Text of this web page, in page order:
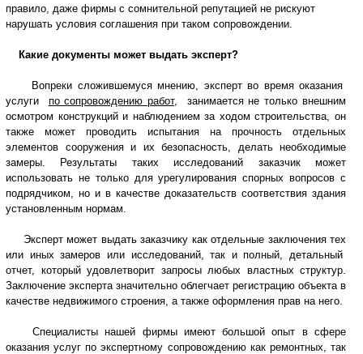
правило, даже фирмы с сомнительной репутацией не рискуют
нарушать условия соглашения при таком сопровождении.
Какие документы может выдать эксперт?
Вопреки сложившемуся мнению, эксперт во время оказания
услуги по сопровождению работ, занимается не только внешним
осмотром конструкций и наблюдением за ходом строительства, он
также может проводить испытания на прочность отдельных
элементов сооружения и их безопасность, делать необходимые
замеры. Результаты таких исследований заказчик может
использовать не только для урегулирования спорных вопросов с
подрядчиком, но и в качестве доказательств соответствия здания
установленным нормам.
Эксперт может выдать заказчику как отдельные заключения тех
или иных замеров или исследований, так и полный, детальный
отчет, который удовлетворит запросы любых властных структур.
Заключение эксперта значительно облегчает регистрацию объекта в
качестве недвижимого строения, а также оформления прав на него.
Специалисты нашей фирмы имеют большой опыт в сфере
оказания услуг по экспертному сопровождению как ремонтных, так